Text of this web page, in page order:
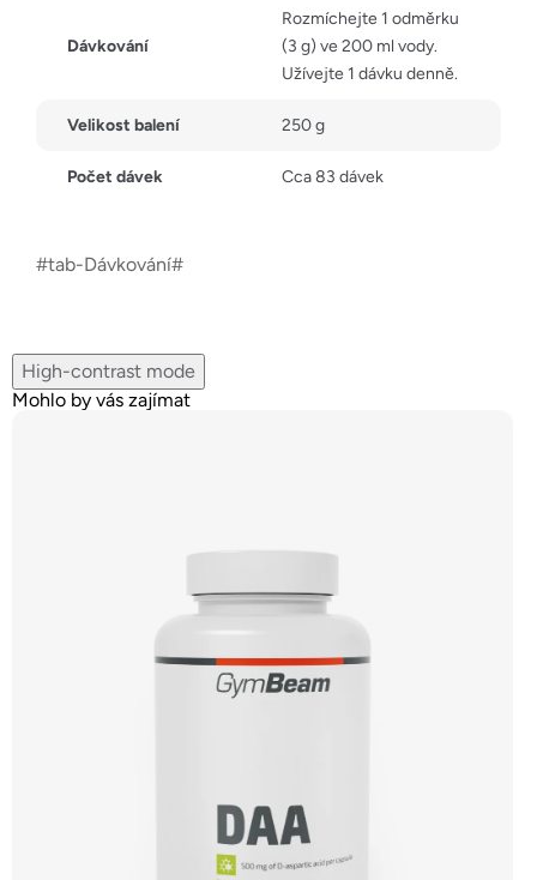
Dávkování
Rozmíchejte 1 odměrku
(3 g) ve 200 ml vody.
Užívejte 1 dávku denně.
Velikost balení 250 g
Počet dávek Cca 83 dávek
#tab-Dávkování#
High-contrast mode
Mohlo by vás zajímat